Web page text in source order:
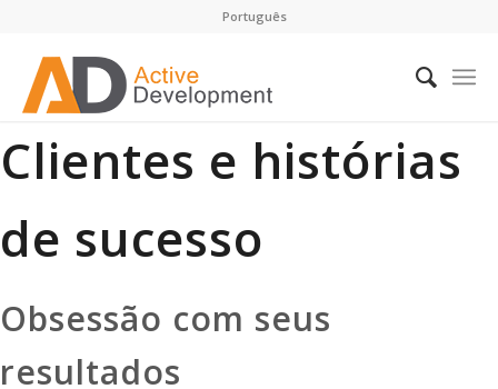
Português
Clientes e histórias
de sucesso
Obsessão com seus
resultados